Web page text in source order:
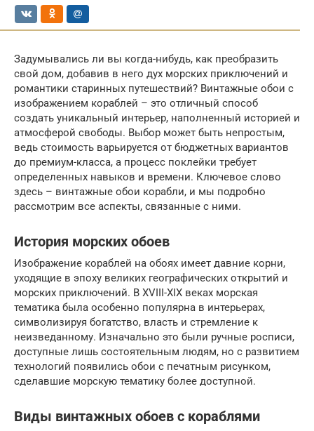
Задумывались ли вы когда-нибудь, как преобразить
свой дом, добавив в него дух морских приключений и
романтики старинных путешествий? Винтажные обои с
изображением кораблей – это отличный способ
создать уникальный интерьер, наполненный историей и
атмосферой свободы. Выбор может быть непростым,
ведь стоимость варьируется от бюджетных вариантов
до премиум-класса, а процесс поклейки требует
определенных навыков и времени. Ключевое слово
здесь – винтажные обои корабли, и мы подробно
рассмотрим все аспекты, связанные с ними.
История морских обоев
Изображение кораблей на обоях имеет давние корни,
уходящие в эпоху великих географических открытий и
морских приключений. В XVIII-XIX веках морская
тематика была особенно популярна в интерьерах,
символизируя богатство, власть и стремление к
неизведанному. Изначально это были ручные росписи,
доступные лишь состоятельным людям, но с развитием
технологий появились обои с печатным рисунком,
сделавшие морскую тематику более доступной.
Виды винтажных обоев с кораблями